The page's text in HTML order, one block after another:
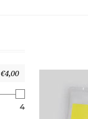
€4,00
4